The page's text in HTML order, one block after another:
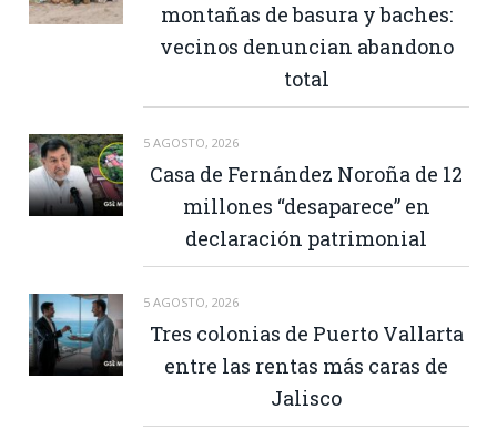
montañas de basura y baches:
vecinos denuncian abandono
total
5 AGOSTO, 2026
Casa de Fernández Noroña de 12
millones “desaparece” en
declaración patrimonial
5 AGOSTO, 2026
Tres colonias de Puerto Vallarta
entre las rentas más caras de
Jalisco